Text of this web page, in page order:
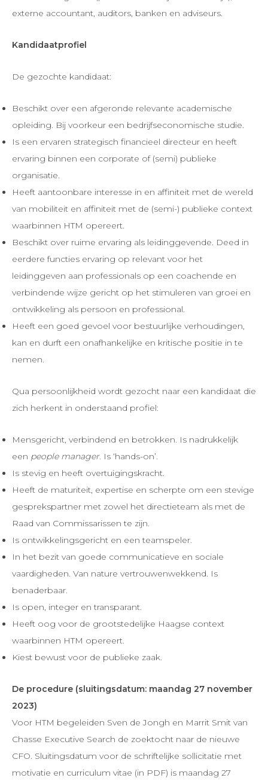
externe accountant, auditors, banken en adviseurs.
Kandidaatprofiel
De gezochte kandidaat:
Beschikt over een afgeronde relevante academische
opleiding. Bij voorkeur een bedrijfseconomische studie.
Is een ervaren strategisch financieel directeur en heeft
ervaring binnen een corporate of (semi) publieke
organisatie.
Heeft aantoonbare interesse in en affiniteit met de wereld
van mobiliteit en affiniteit met de (semi-) publieke context
waarbinnen HTM opereert.
Beschikt over ruime ervaring als leidinggevende. Deed in
eerdere functies ervaring op relevant voor het
leidinggeven aan professionals op een coachende en
verbindende wijze gericht op het stimuleren van groei en
ontwikkeling als persoon en professional.
Heeft een goed gevoel voor bestuurlijke verhoudingen,
kan en durft een onafhankelijke en kritische positie in te
nemen.
Qua persoonlijkheid wordt gezocht naar een kandidaat die
zich herkent in onderstaand profiel:
Mensgericht, verbindend en betrokken. Is nadrukkelijk
een people manager. Is ‘hands-on’.
Is stevig en heeft overtuigingskracht.
Heeft de maturiteit, expertise en scherpte om een stevige
gesprekspartner met zowel het directieteam als met de
Raad van Commissarissen te zijn.
Is ontwikkelingsgericht en een teamspeler.
In het bezit van goede communicatieve en sociale
vaardigheden. Van nature vertrouwenwekkend. Is
benaderbaar.
Is open, integer en transparant.
Heeft oog voor de grootstedelijke Haagse context
waarbinnen HTM opereert.
Kiest bewust voor de publieke zaak.
De procedure (sluitingsdatum: maandag 27 november
2023)
Voor HTM begeleiden Sven de Jongh en Marrit Smit van
Chasse Executive Search de zoektocht naar de nieuwe
CFO. Sluitingsdatum voor de schriftelijke sollicitatie met
motivatie en curriculum vitae (in PDF) is maandag 27